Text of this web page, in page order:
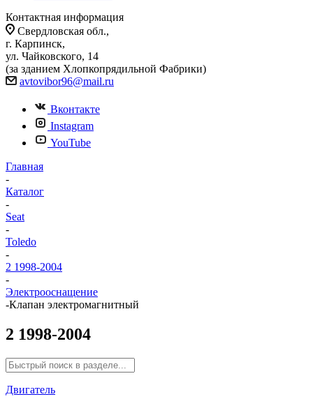
Контактная информация
Свердловская обл.,
г. Карпинск,
ул. Чайковского, 14
(за зданием Хлопкопрядильной Фабрики)
avtovibor96@mail.ru
Вконтакте
Instagram
YouTube
Главная
-
Каталог
-
Seat
-
Toledo
-
2 1998-2004
-
Электрооснащение
-Клапан электромагнитный
2 1998-2004
Двигатель